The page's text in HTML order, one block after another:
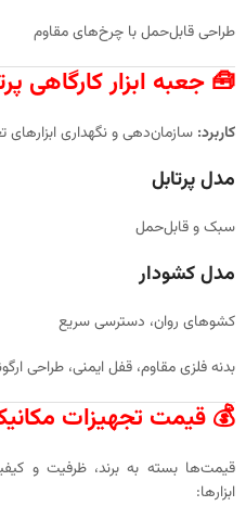
طراحی قابل‌حمل با چرخ‌های مقاوم
🧰 جعبه ابزار کارگاهی
کاربرد: سازمان‌دهی و نگهداری ابزارهای
مدل پرتابل
سبک و قابل‌حمل
مدل کشودار
کشوهای روان، دسترسی سریع
بدنه فلزی مقاوم، قفل ایمنی، طراحی
💰 قیمت تجهیزات
قیمت‌ها بسته به برند، ظرفیت و
ابزارها: